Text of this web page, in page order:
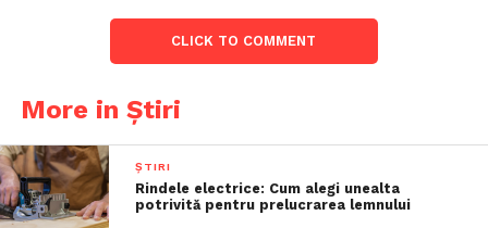
CLICK TO COMMENT
More in Știri
ȘTIRI
Rindele electrice: Cum alegi unealta
potrivită pentru prelucrarea lemnului